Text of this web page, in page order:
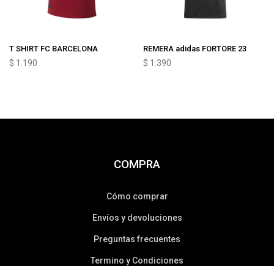
T SHIRT FC BARCELONA
$ 1.190
REMERA adidas FORTORE 23
$ 1.390
COMPRA
Cómo comprar
Envíos y devoluciones
Preguntas frecuentes
Termino y Condiciones